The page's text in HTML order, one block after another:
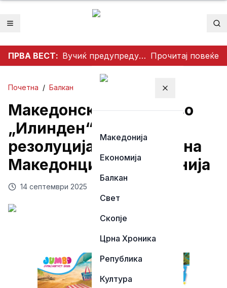
Отвори мени
ПРВА ВЕСТ: Вучиќ предупредува: „На почетокот сме на голема војна“ Прочитај повеќе
Затвори мени
Македонија
Економија
Балкан
Свет
Скопје
Црна Хроника
Република
Култура
Почетна / Балкан
Македонското друштво
„Илинден“-Тирана со
резолуција за правата на
Македонците во Албанија
14 септември 2025